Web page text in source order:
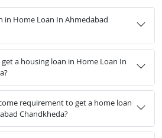
in Home Loan In Ahmedabad
a housing loan in Home Loan In
requirement to get a home loan
Chandkheda?